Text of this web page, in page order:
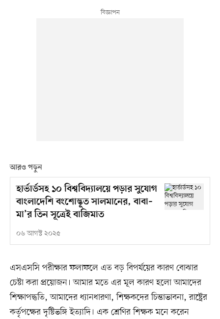
আরও পড়ুন
হার্ভার্ডসহ ১০ বিশ্ববিদ্যালয়ে পড়ার সুযোগ
বাংলাদেশি বংশোদ্ভূত সালমানের, বাবা–
মা’র তিন সূত্রেই বাজিমাত
০৬ আগস্ট ২০২৫
এসএসসি পরীক্ষার ফলাফলে এত বড় বিপর্যয়ের কারণ বোঝার
চেষ্টা করা প্রয়োজন। আমার মতে এর মূল কারণ হলো আমাদের
শিক্ষাপদ্ধতি, আমাদের ধ্যানধারণা, শিক্ষকদের চিন্তাভাবনা, রাষ্ট্রের
কর্তৃপক্ষের দৃষ্টিভঙ্গি ইত্যাদি। এক শ্রেণির শিক্ষক মনে করেন